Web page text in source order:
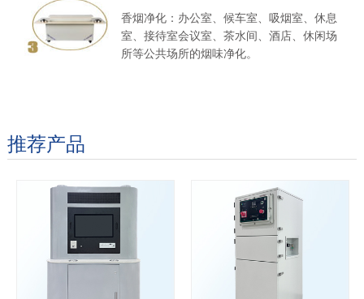
香烟净化：办公室、候车室、吸烟室、休息
室、接待室会议室、茶水间、酒店、休闲场
所等公共场所的烟味净化。
推荐产品
准时交货期，以满足91成人抖音客户的需要。